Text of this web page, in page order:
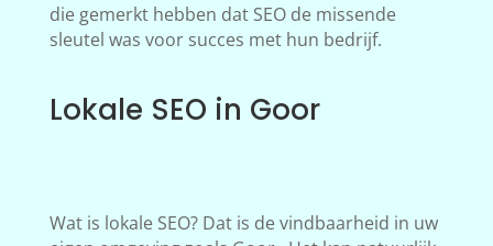
die gemerkt hebben dat SEO de missende
sleutel was voor succes met hun bedrijf.
Lokale SEO in Goor
Wat is lokale SEO? Dat is de vindbaarheid in uw